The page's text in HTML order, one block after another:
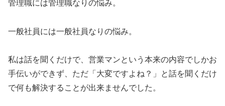
管理職には管理職なりの悩み。
一般社員には一般社員なりの悩み。
私は話を聞くだけで、営業マンという本来の内容でしかお
手伝いができず、ただ「大変ですよね？」と話を聞くだけ
で何も解決することが出来ませんでした。